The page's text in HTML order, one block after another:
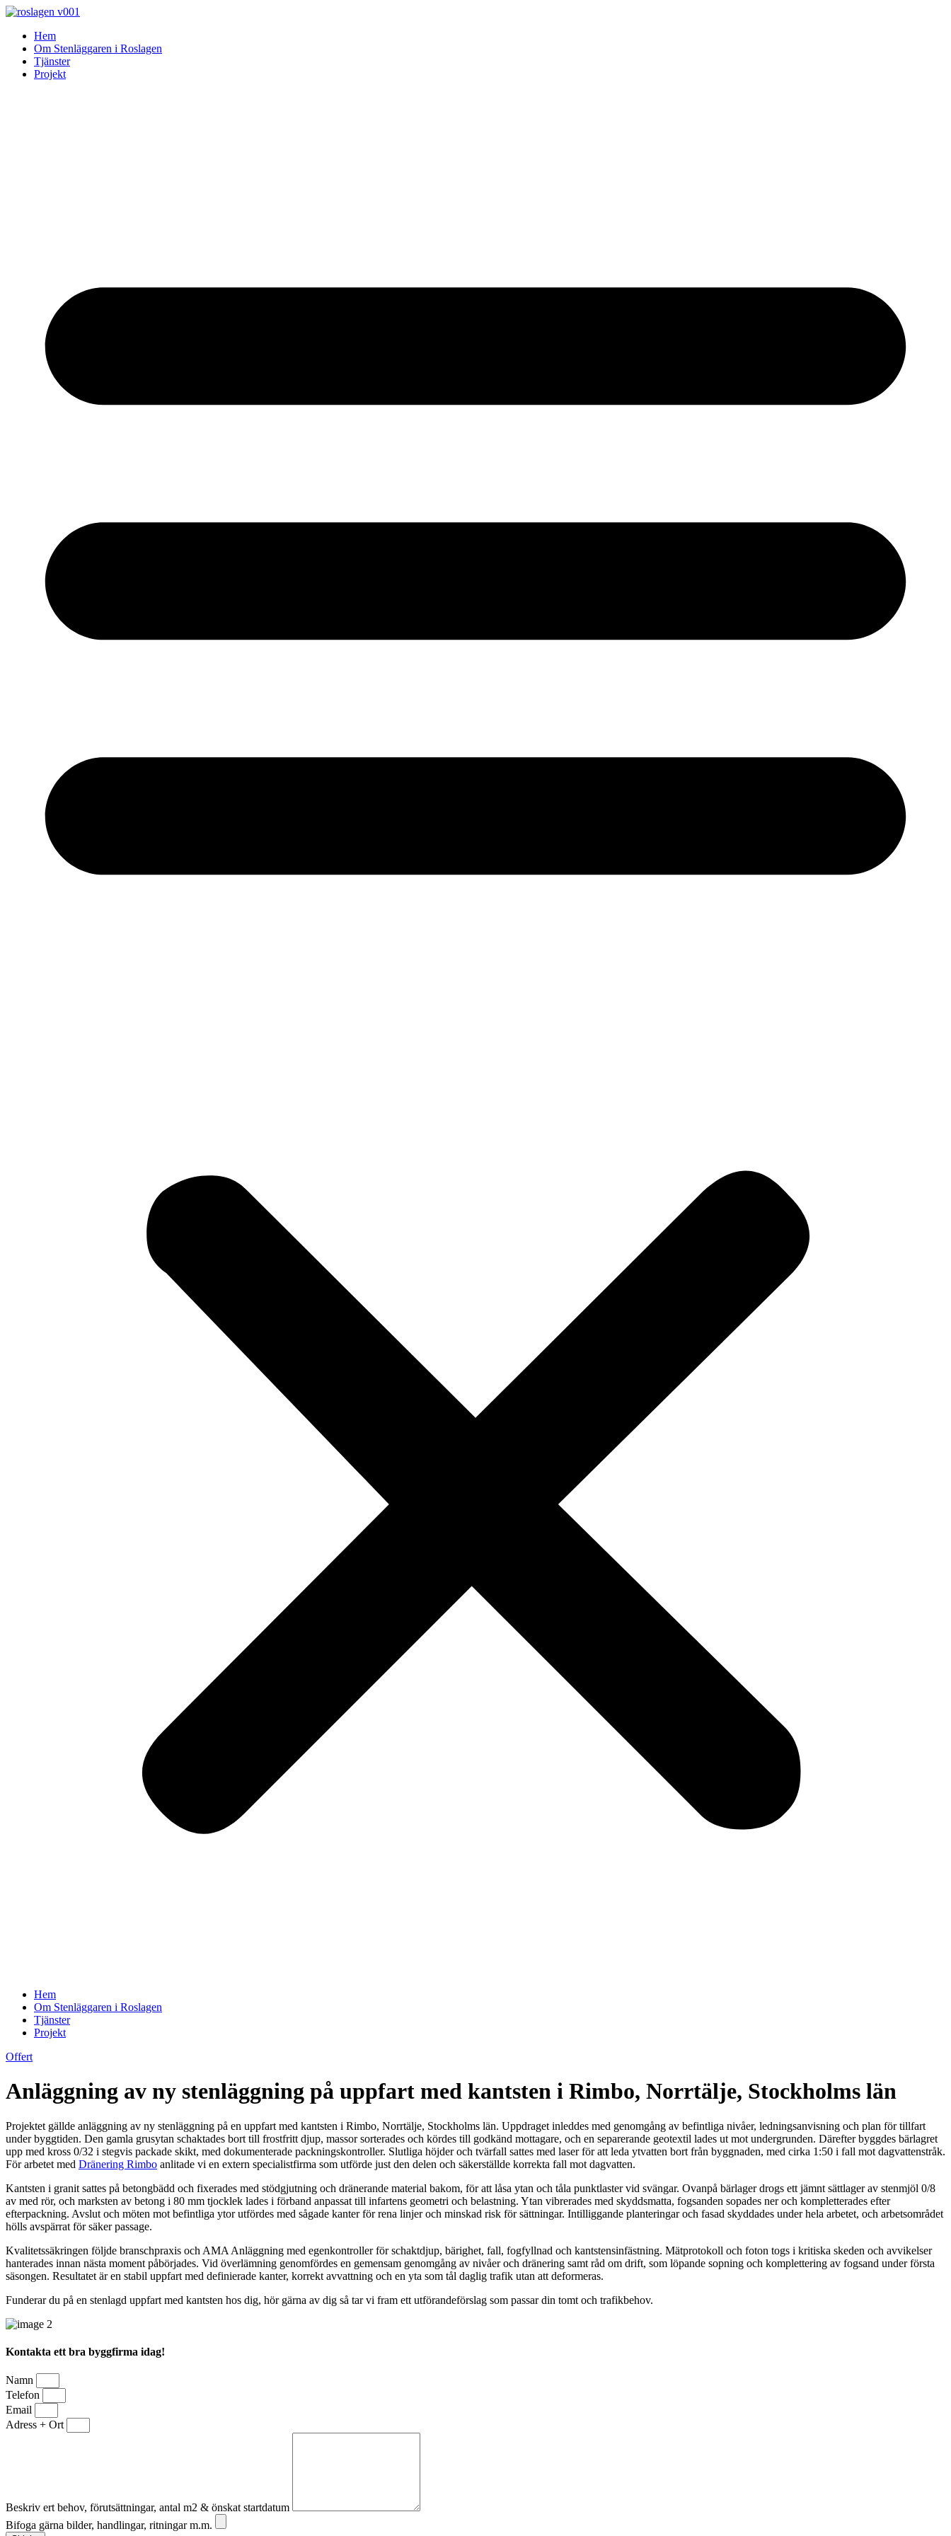
Skip
contentHem
Om Stenläggaren i Roslagen
Tjänster
Projekt
Hem
Om Stenläggaren i Roslagen
Tjänster
Projekt
Offert
Anläggning av ny stenläggning på uppfart med kantsten i Rimbo, Norrtälje, Stockholms län
Projektet gällde anläggning av ny stenläggning på en uppfart med kantsten i Rimbo, Norrtälje, Stockholms län. Uppdraget inleddes med genomgång av befintliga nivåer, ledningsanvisning och plan för tillfart
under byggtiden. Den gamla grusytan schaktades bort till frostfritt djup, massor sorterades och kördes till godkänd mottagare, och en separerande geotextil lades ut mot undergrunden. Därefter byggdes bärlagret
upp med kross 0/32 i stegvis packade skikt, med dokumenterade packningskontroller. Slutliga höjder och tvärfall sattes med laser för att leda ytvatten bort från byggnaden, med cirka 1:50 i fall mot dagvattenstråk.
För arbetet med Dränering Rimbo anlitade vi en extern specialistfirma som utförde just den delen och säkerställde korrekta fall mot dagvatten.
Kantsten i granit sattes på betongbädd och fixerades med stödgjutning och dränerande material bakom, för att låsa ytan och tåla punktlaster vid svängar. Ovanpå bärlager drogs ett jämnt sättlager av stenmjöl 0/8
av med rör, och marksten av betong i 80 mm tjocklek lades i förband anpassat till infartens geometri och belastning. Ytan vibrerades med skyddsmatta, fogsanden sopades ner och kompletterades efter
efterpackning. Avslut och möten mot befintliga ytor utfördes med sågade kanter för rena linjer och minskad risk för sättningar. Intilliggande planteringar och fasad skyddades under hela arbetet, och arbetsområdet
hölls avspärrat för säker passage.
Kvalitetssäkringen följde branschpraxis och AMA Anläggning med egenkontroller för schaktdjup, bärighet, fall, fogfyllnad och kantstensinfästning. Mätprotokoll och foton togs i kritiska skeden och avvikelser
hanterades innan nästa moment påbörjades. Vid överlämning genomfördes en gemensam genomgång av nivåer och dränering samt råd om drift, som löpande sopning och komplettering av fogsand under första
säsongen. Resultatet är en stabil uppfart med definierade kanter, korrekt avvattning och en yta som tål daglig trafik utan att deformeras.
Funderar du på en stenlagd uppfart med kantsten hos dig, hör gärna av dig så tar vi fram ett utförandeförslag som passar din tomt och trafikbehov.
Kontakta ett bra byggfirma idag!
Namn
Telefon
Email
Adress + Ort
Beskriv ert behov, förutsättningar, antal m2 & önskat startdatum
Bifoga gärna bilder, handlingar, ritningar m.m.